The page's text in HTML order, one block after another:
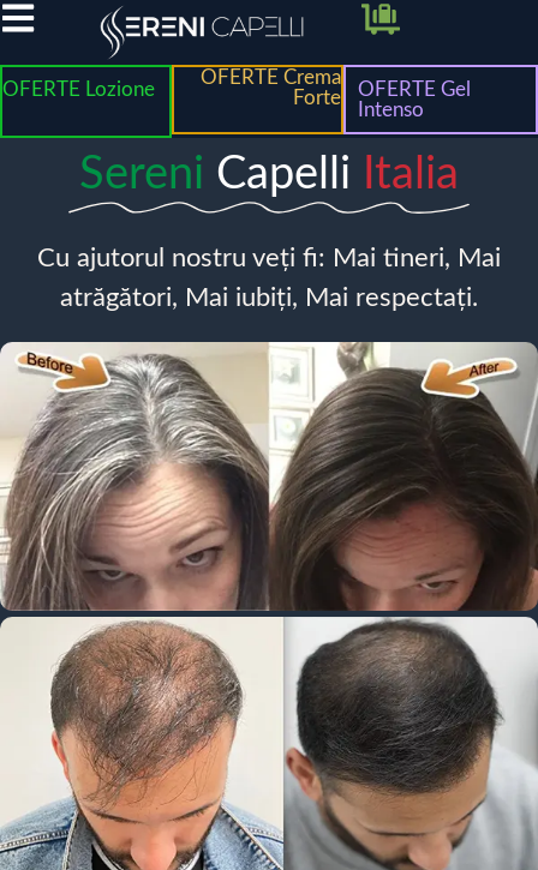
OFERTE Lozione
OFERTE Crema
Forte
OFERTE Gel
Intenso
Sereni Capelli Italia
Cu ajutorul nostru veți fi: Mai tineri, Mai
atrăgători, Mai iubiți, Mai respectați.